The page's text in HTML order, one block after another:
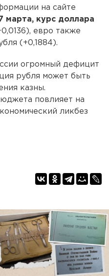
на сайте
марта, курс доллара
евро также
(+0,1884).
огромный дефицит
рубля может быть
казны.
повлияет на
ликбез